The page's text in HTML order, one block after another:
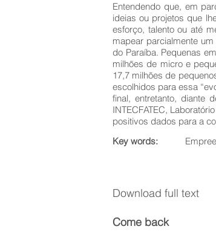
Entendendo que, em
ideias ou projetos que
esforço, talento ou até
mapear parcialmente
do Paraíba. Pequenas
milhões de micro e
17,7 milhões de
escolhidos para essa
final, entretanto, diante
INTECFATEC,
positivos dados para a
Key words:
Download full text
Come back